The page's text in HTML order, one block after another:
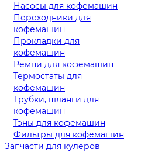
Насосы для кофемашин
Переходники для
кофемашин
Прокладки для
кофемашин
Ремни для кофемашин
Термостаты для
кофемашин
Трубки, шланги для
кофемашин
Тэны для кофемашин
Фильтры для кофемашин
Запчасти для кулеров